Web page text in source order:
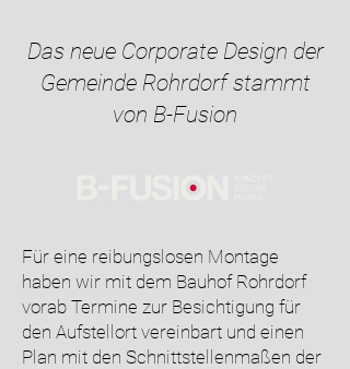
Das neue Corporate Design der
Gemeinde Rohrdorf stammt
von B-Fusion
Für eine reibungslosen Montage
haben wir mit dem Bauhof Rohrdorf
vorab Termine zur Besichtigung für
den Aufstellort vereinbart und einen
Plan mit den Schnittstellenmaßen der